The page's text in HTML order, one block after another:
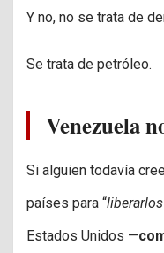
Y no, no se trata de
Se trata de petróleo.
Venezuela
Si alguien todavía
países para “liberarlos
Estados Unidos —